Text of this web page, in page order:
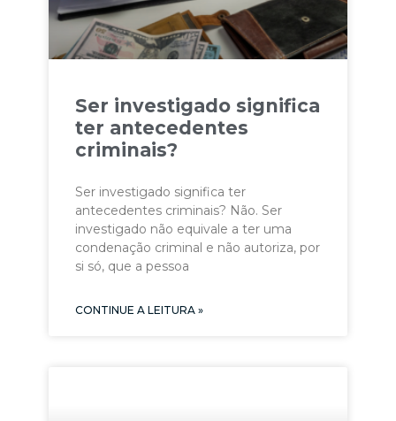
Ser investigado significa
ter antecedentes
criminais?
Ser investigado significa ter
antecedentes criminais? Não. Ser
investigado não equivale a ter uma
condenação criminal e não autoriza, por
si só, que a pessoa
CONTINUE A LEITURA »